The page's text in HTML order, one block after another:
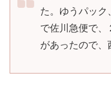
た。ゆうパック
で佐川急便で、
があったので、